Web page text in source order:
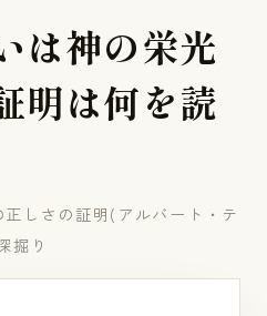
は神の栄光
明は何を読
しさの証明(アルバート・テ
掘り